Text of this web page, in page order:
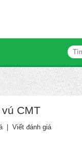
CMT
| Viết đánh giá